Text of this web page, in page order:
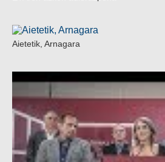
Aietetik, Arnagara